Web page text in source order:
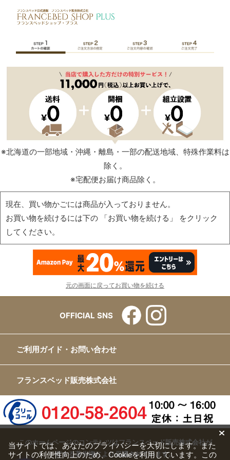
※北海道の一部地域・沖縄・離島・一部の配送地域、特殊作業料は
除く。
※宅配便お届け商品除く。
現在、買い物かごには商品が入っておりません。
お買い物を続けるには下の 「お買い物を続ける」 をクリック
してください。
元の画面に戻ってお買い物を続ける
OFFICIAL SNS
ご利用ガイド・お問い合わせ
フランスベッド販売株式会社
このホームページのコンテンツはフランスベッド販売株式会社が
有する著作権により保護されています。
当サイトでは、あなたのプライバシーを大切にします。また
サイトの利便性向上のため、Cookieを利用しています。この